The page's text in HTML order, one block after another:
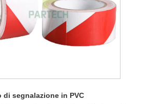
di segnalazione in PVC